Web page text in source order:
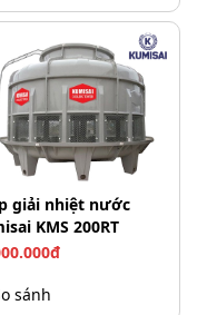
nhanh chóng và ít
động ổn định và
giải nhiệt nước
KMS 200RT
sánh